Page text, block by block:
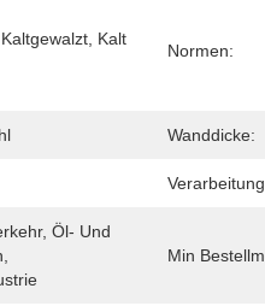
Kalt
Normen:
Wanddicke:
Öl- Und
Min